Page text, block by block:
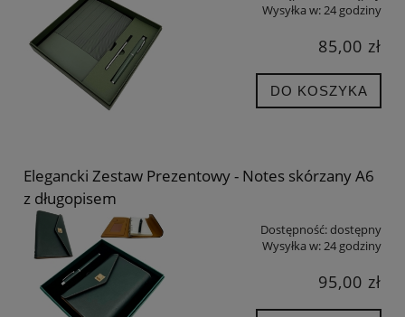
Wysyłka w:24 godziny
85,00 zł
DO KOSZYKA
Elegancki Zestaw Prezentowy - Notes skórzany A6
z długopisem
Dostępność:dostępny
Wysyłka w:24 godziny
95,00 zł